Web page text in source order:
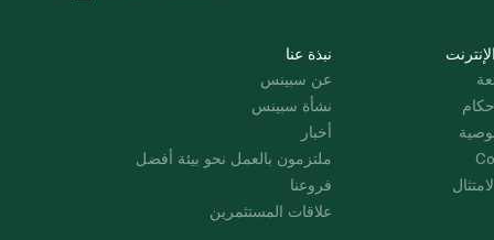
نبذة عنا
عن سبينس
نشأة سبينس
أخبار
ملتزمون بالعمل نحو بيئة أفضل
فروعنا
علاقات المستثمرين